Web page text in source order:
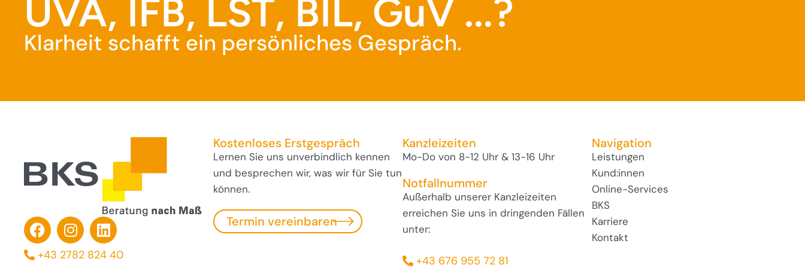
UVA, IFB, LST, BIL, GuV ...?
Klarheit schafft ein persönliches Gespräch.
+43 2782 824 40
Kostenloses Erstgespräch
Lernen Sie uns unverbindlich kennen
und besprechen wir, was wir für Sie tun
können.
Termin vereinbaren
Kanzleizeiten
Mo-Do von 8-12 Uhr & 13-16 Uhr
Notfallnummer
Außerhalb unserer Kanzleizeiten
erreichen Sie uns in dringenden Fällen
unter:
+43 676 955 72 81
Navigation
Leistungen
Kund:innen
Online-Services
BKS
Karriere
Kontakt